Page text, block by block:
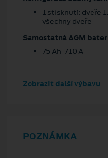
1 stisknutí: dveře
všechny dveře
Samostatná AGM
75 Ah, 710 A
Zobrazit další výbavu
POZNÁMKA